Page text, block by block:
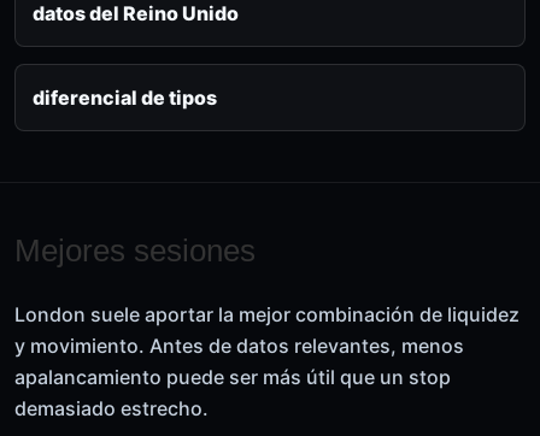
datos del Reino Unido
diferencial de tipos
Mejores sesiones
London suele aportar la mejor combinación de liquidez
y movimiento. Antes de datos relevantes, menos
apalancamiento puede ser más útil que un stop
demasiado estrecho.